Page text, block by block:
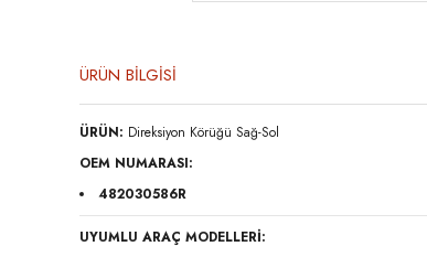
ÜRÜN BİLGİSİ
ÜRÜN: Direksiyon Körüğü Sağ-Sol
OEM NUMARASI:
482030586R
UYUMLU ARAÇ MODELLERİ: